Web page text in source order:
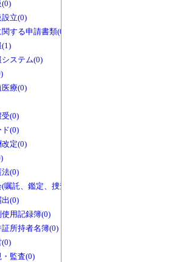
(0)
立(0)
する申請書類(0)
(1)
ステム(0)
療(0)
受(0)
ド(0)
定(0)
(0)
嘱託、鑑定、捜査関係等)(0)
出(0)
用記録簿(0)
証所持者名簿(0)
監査(0)